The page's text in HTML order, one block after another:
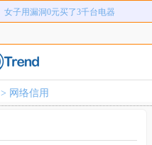
女子用漏洞0元买了3千台电器
员工用代码17小时删光公司89TB数据
两名女店员被炸身亡震动日本
海口80吨高危化学品瞒报
> 网络信用